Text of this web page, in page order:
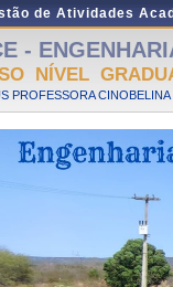
de Atividades
-
NÍVEL
PROFESSORA CINOBELINA